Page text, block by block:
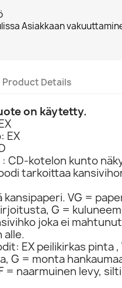
Asiakkaan
Product Details
on käytetty.
EX
CD-kotelon kunto
tarkoittaa
kansipaperi. VG =
G =
joka ei
alle.
EX peilikirkas pinta ,
G = monta
= naarmuinen levy,